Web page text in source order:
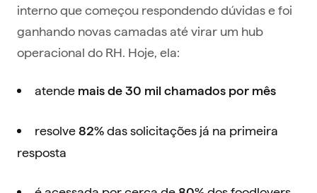
interno que começou respondendo dúvidas e foi
ganhando novas camadas até virar um hub
operacional do RH. Hoje, ela:
atende mais de 30 mil chamados por mês
resolve 82% das solicitações já na primeira
resposta